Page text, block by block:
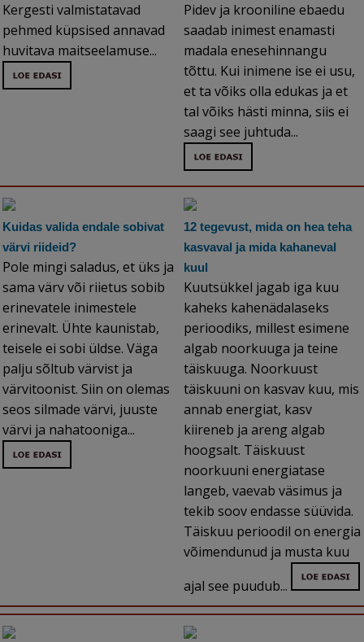
Kergesti valmistatavad
pehmed küpsised annavad
huvitava maitseelamuse...
Pidev ja krooniline ebaedu
saadab inimest enamasti
madala enesehinnangu
tõttu. Kui inimene ise ei usu,
et ta võiks olla edukas ja et
tal võiks hästi minna, siis ei
saagi see juhtuda...
Kuidas valida endale sobivat
värvi riideid?
Pole mingi saladus, et üks ja
sama värv või riietus sobib
erinevatele inimestele
erinevalt. Ühte kaunistab,
teisele ei sobi üldse. Väga
palju sõltub värvist ja
värvitoonist. Siin on olemas
seos silmade värvi, juuste
värvi ja nahatooniga...
12 tegevust, mida on hea teha
kasvaval ja mida kahaneval
kuul
Kuutsükkel jagab iga kuu
kaheks kahenädalaseks
perioodiks, millest esimene
algab noorkuuga ja teine
täiskuuga. Noorkuust
täiskuuni on kasvav kuu, mis
annab energiat, kasv
kiireneb ja areng algab
hoogsalt. Täiskuust
noorkuuni energiatase
langeb, vaevab väsimus ja
tekib soov endasse süüvida.
Täiskuu perioodil on energia
võimendunud ja musta kuu
ajal see puudub...